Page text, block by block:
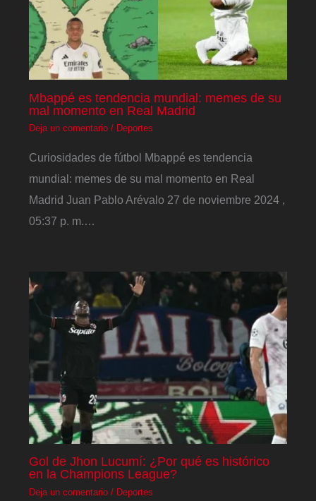
Mbappé es tendencia mundial: memes de su
mal momento en Real Madrid
Deja un comentario / Deportes
Curiosidades de fútbol Mbappé es tendencia
mundial: memes de su mal momento en Real
Madrid Juan Pablo Arévalo 27 de noviembre 2024 ,
05:37 p. m.…
Gol de Jhon Lucumí: ¿Por qué es histórico
en la Champions League?
Deja un comentario / Deportes